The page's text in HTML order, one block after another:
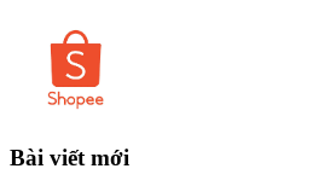
Bài viết mới